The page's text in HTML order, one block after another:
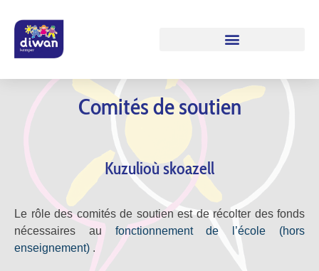
Comités de soutien
Kuzulioù skoazell
Le rôle des comités de soutien est de récolter des fonds
nécessaires au fonctionnement de l’école (hors
enseignement) .